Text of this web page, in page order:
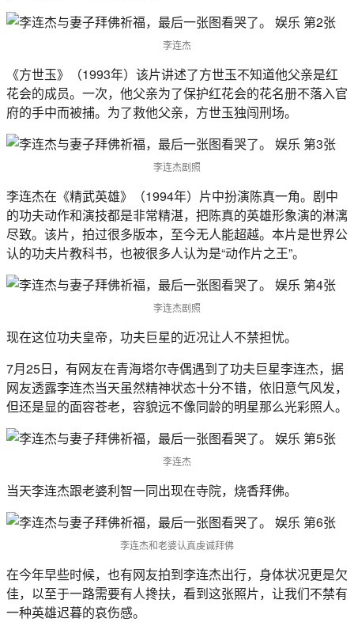
李连杰
《方世玉》（1993年）该片讲述了方世玉不知道他父亲是红
花会的成员。一次，他父亲为了保护红花会的花名册不落入官
府的手中而被捕。为了救他父亲，方世玉独闯刑场。
李连杰剧照
李连杰在《精武英雄》（1994年）片中扮演陈真一角。剧中
的功夫动作和演技都是非常精湛，把陈真的英雄形象演的淋漓
尽致。该片，拍过很多版本，至今无人能超越。本片是世界公
认的功夫片教科书，也被很多人认为是“动作片之王”。
李连杰剧照
现在这位功夫皇帝，功夫巨星的近况让人不禁担忧。
7月25日，有网友在青海塔尔寺偶遇到了功夫巨星李连杰，据
网友透露李连杰当天虽然精神状态十分不错，依旧意气风发，
但还是显的面容苍老，容貌远不像同龄的明星那么光彩照人。
李连杰
当天李连杰跟老婆利智一同出现在寺院，烧香拜佛。
李连杰和老婆认真虔诚拜佛
在今年早些时候，也有网友拍到李连杰出行，身体状况更是欠
佳，以至于一路需要有人搀扶，看到这张照片，让我们不禁有
一种英雄迟暮的哀伤感。